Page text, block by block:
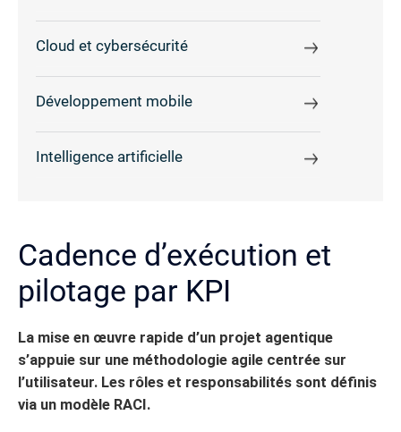
Cloud et cybersécurité
Développement mobile
Intelligence artificielle
Cadence d’exécution et
pilotage par KPI
La mise en œuvre rapide d’un projet agentique
s’appuie sur une méthodologie agile centrée sur
l’utilisateur. Les rôles et responsabilités sont définis
via un modèle RACI.